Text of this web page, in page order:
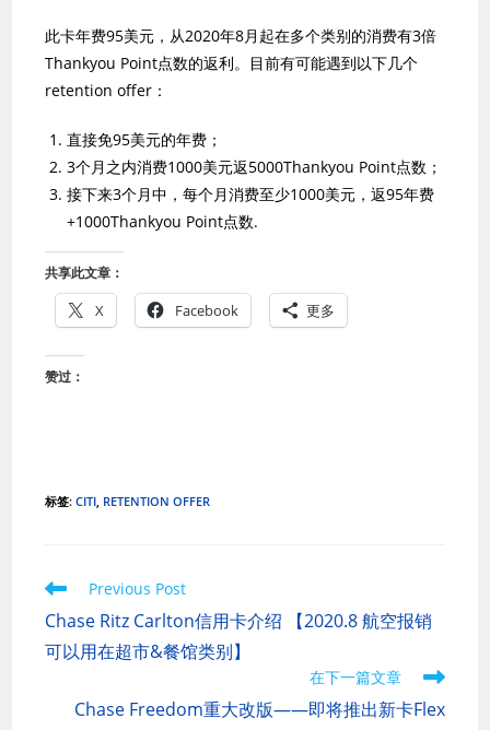
此卡年费95美元，从2020年8月起在多个类别的消费有3倍
Thankyou Point点数的返利。目前有可能遇到以下几个
retention offer：
直接免95美元的年费；
3个月之内消费1000美元返5000Thankyou Point点数；
接下来3个月中，每个月消费至少1000美元，返95年费
+1000Thankyou Point点数.
共享此文章：
X Facebook 更多
赞过：
标签:CITI RETENTION OFFER
Read
articles
Previous Post
Chase Ritz Carlton信用卡介绍 【2020.8 航空报销
可以用在超市&餐馆类别】
在下一篇文章
Chase Freedom重大改版——即将推出新卡Flex